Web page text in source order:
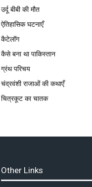
उर्दू बीबी की मौत
ऐतिहासिक घटनाएँ
कैटेलॉग
कैसे बना था पाकिस्तान
ग्रंथ परिचय
चंद्रवंशी राजाओं की कथाएँ
चित्रकूट का चातक
Other Links